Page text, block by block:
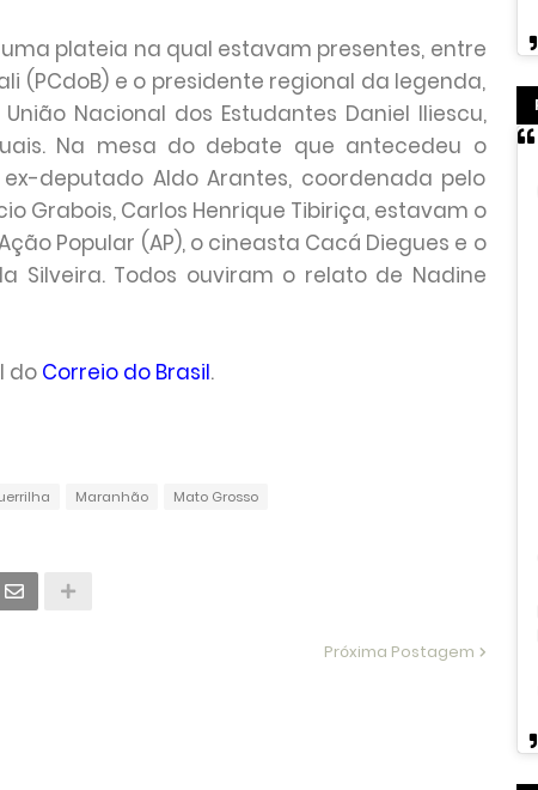
plateia na qual estavam presentes, entre
(PCdoB) e o presidente regional da legenda,
Nacional dos Estudantes Daniel Iliescu,
Na mesa do debate que antecedeu o
deputado Aldo Arantes, coordenada pelo
Grabois, Carlos Henrique Tibiriça, estavam o
Popular (AP), o cineasta Cacá Diegues e o
Silveira. Todos ouviram o relato de Nadine
do Correio do Brasil.
Maranhão
Mato Grosso
Próxima Postagem